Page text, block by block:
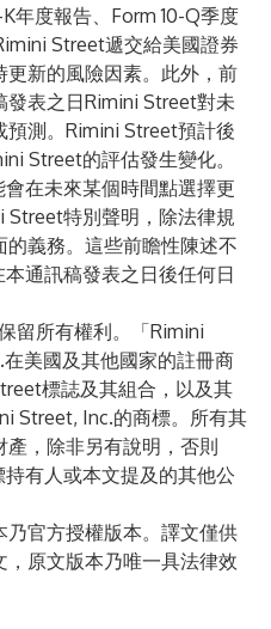
年度報告、Form 10-Q季度
Street遞交給美國證券
新的風險因素。此外，前
發表之日Rimini Street對未
預測。Rimini Street預計後
Street的評估發生變化。
在未來某個時間點選擇更
Street特別聲明，除法律規
義務。這些前瞻性陳述不
通訊稿發表之日後任何日
留所有權利。「Rimini
美國及其他國家的註冊商
標誌及其組合，以及其
Street, Inc.的商標。所有其
，除非另有說明，否則
有人或本文提及的其他公
官方授權版本。譯文僅供
原文版本乃唯一具法律效